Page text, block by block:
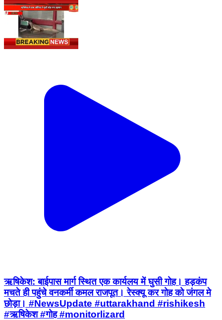
ऋषिकेश: बाईपास मार्ग स्थित एक कार्यलय में घुसी गोह। हड़कंप
मचते ही पहुंचे वनकर्मी कमल राजपूत। रेस्क्यू कर गोह को जंगल मे
छोड़ा। #NewsUpdate #uttarakhand #rishikesh
#ऋषिकेश #गोह #monitorlizard